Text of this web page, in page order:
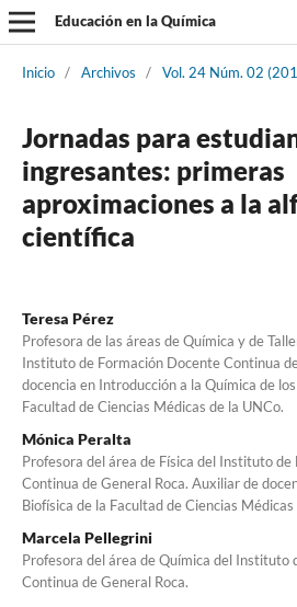
Educación en la Química
Inicio / Archivos / Vol. 24 Núm. 02
Jornadas para
ingresantes: primeras
aproximaciones a la
científica
Teresa Pérez
Profesora de las áreas de Química y de
Instituto de Formación Docente Continua
docencia en Introducción a la Química de
Facultad de Ciencias Médicas de la UNCo.
Mónica Peralta
Profesora del área de Física del Instituto
Continua de General Roca. Auxiliar de
Biofísica de la Facultad de Ciencias Médicas
Marcela Pellegrini
Profesora del área de Química del Instituto
Continua de General Roca.